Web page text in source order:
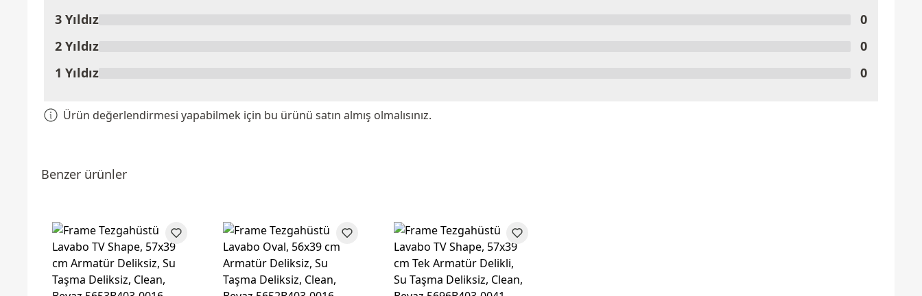
3 Yıldız
0
2 Yıldız
0
1 Yıldız
0
Ürün değerlendirmesi yapabilmek için bu ürünü satın almış olmalısınız.
Benzer ürünler